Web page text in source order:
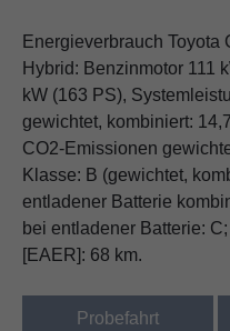
Energieverbrauch Toyota
Hybrid: Benzinmotor 111
kW (163 PS),
gewichtet, kombiniert:
CO2-Emissionen
Klasse: B (gewichtet,
entladener Batterie
bei entladener Batterie:
[EAER]: 68 km.
Probefahrt